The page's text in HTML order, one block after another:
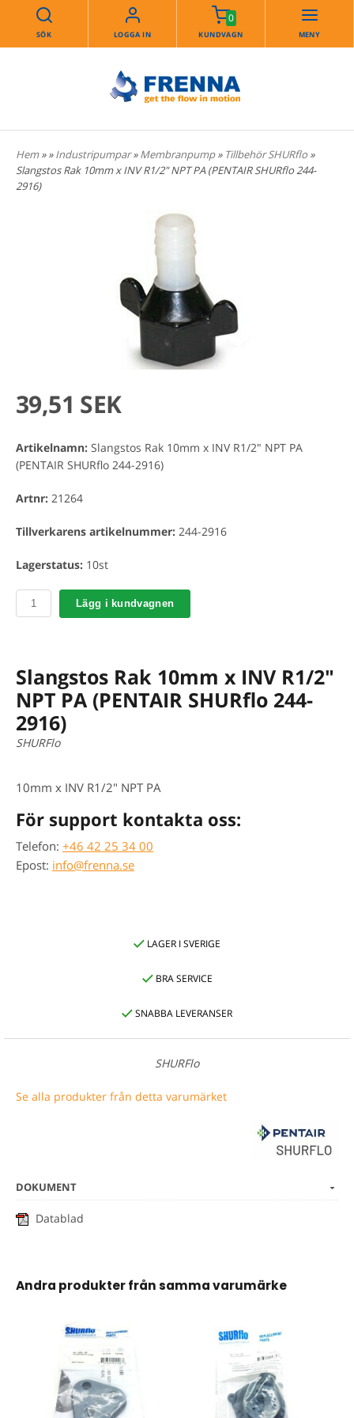
SÖK LOGGA IN
0
KUNDVAGN MENY
Hem»»Industripumpar»Membranpump» Tillbehör SHURflo »
Slangstos Rak 10mm x INV R1/2" NPT PA (PENTAIR SHURflo 244-
2916)
39,51 SEK
Artikelnamn: Slangstos Rak 10mm x INV R1/2" NPT PA
(PENTAIR SHURflo 244-2916)
Artnr: 21264
Tillverkarens artikelnummer: 244-2916
Lagerstatus: 10st
Lägg i kundvagnen
Slangstos Rak 10mm x INV R1/2"
NPT PA (PENTAIR SHURflo 244-
2916)
SHURFlo
10mm x INV R1/2" NPT PA
För support kontakta oss:
Telefon: +46 42 25 34 00
Epost: info@frenna.se
LAGER I SVERIGE
BRA SERVICE
SNABBA LEVERANSER
SHURFlo
Se alla produkter från detta varumärket
DOKUMENT
Datablad
Andra produkter från samma varumärke